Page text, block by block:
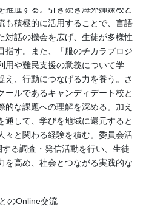
推進する。引き続き海外姉妹校と
も積極的に活用することで、言語
対話の機会を広げ、生徒が多様性
指す。また、「服のチカラプロジ
用や難民支援の意義について学
え、行動につなげる力を養う。さ
ールであるキャンディデート校と
的な課題への理解を深める。加え
通して、学びを地域に還元すると
々と関わる経験を積む。委員会活
る調査・発信活動を行い、生徒
を高め、社会とつながる実践的な
のOnline交流